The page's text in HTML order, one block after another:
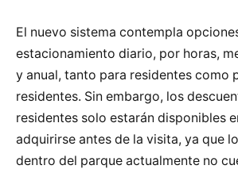
El nuevo sistema contempla
estacionamiento diario, por horas,
y anual, tanto para residentes como
residentes. Sin embargo, los
residentes solo estarán disponibles
adquirirse antes de la visita, ya que
dentro del parque actualmente no